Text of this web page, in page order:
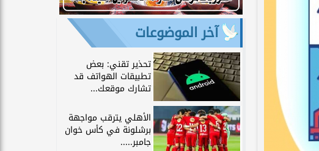
آخر الموضوعات
تحذير تقني: بعض
تطبيقات الهواتف قد
تشارك موقعك...
الأهلي يترقب مواجهة
برشلونة في كأس خوان
جامبر.....